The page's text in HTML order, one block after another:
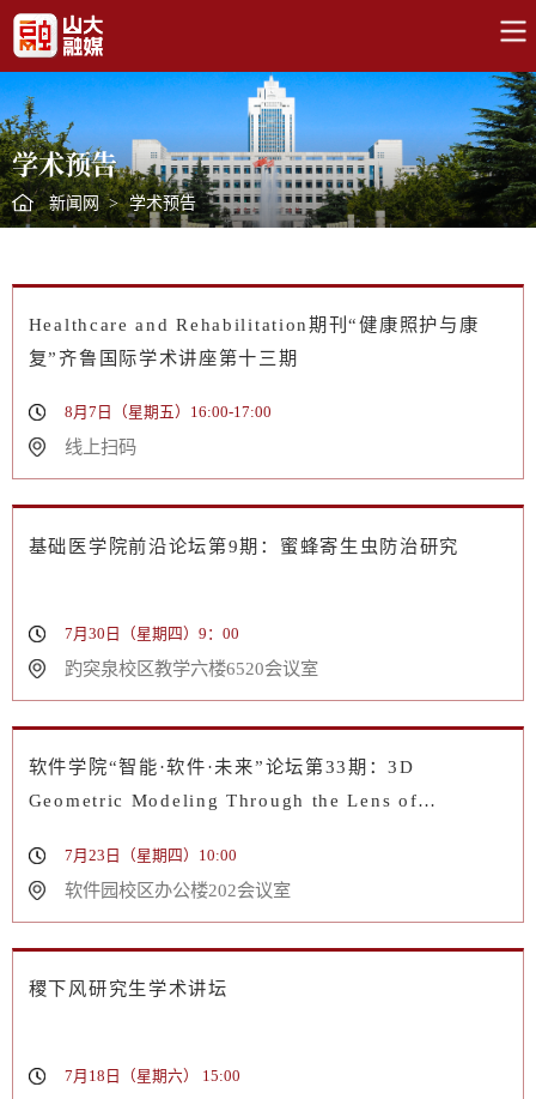
学术预告
新闻网 > 学术预告
Healthcare and Rehabilitation期刊“健康照护与康
复”齐鲁国际学术讲座第十三期
8月7日（星期五）16:00-17:00
线上扫码
基础医学院前沿论坛第9期：蜜蜂寄生虫防治研究
7月30日（星期四）9：00
趵突泉校区教学六楼6520会议室
软件学院“智能·软件·未来”论坛第33期：3D
Geometric Modeling Through the Lens of
7月23日（星期四）10:00
软件园校区办公楼202会议室
稷下风研究生学术讲坛
7月18日（星期六） 15:00